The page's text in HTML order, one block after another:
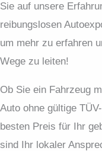
Sie auf unsere
reibungslosen
um mehr zu erfahren
Wege zu leiten!
Ob Sie ein Fahrzeug
Auto ohne gültige
besten Preis für Ihr
sind Ihr lokaler